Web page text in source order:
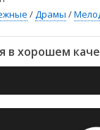
/Драмы /
хорошем